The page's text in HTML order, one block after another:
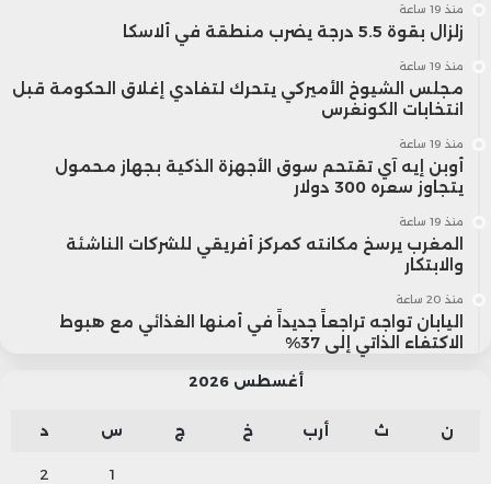
منذ 19 ساعة
زلزال بقوة 5.5 درجة يضرب منطقة في ألاسكا
منذ 19 ساعة
مجلس الشيوخ الأميركي يتحرك لتفادي إغلاق الحكومة قبل
انتخابات الكونغرس
منذ 19 ساعة
أوبن إيه آي تقتحم سوق الأجهزة الذكية بجهاز محمول
يتجاوز سعره 300 دولار
منذ 19 ساعة
المغرب يرسخ مكانته كمركز أفريقي للشركات الناشئة
والابتكار
منذ 20 ساعة
اليابان تواجه تراجعاً جديداً في أمنها الغذائي مع هبوط
الاكتفاء الذاتي إلى 37%
أغسطس 2026
ن ث أرب خ ج س د
1
2